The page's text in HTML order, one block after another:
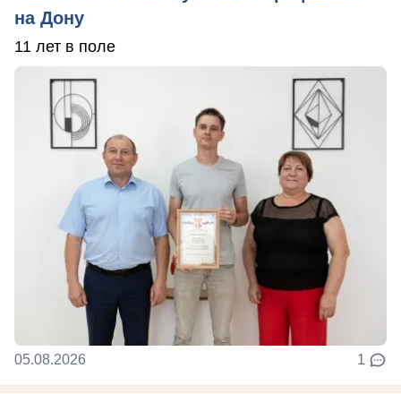
на Дону
11 лет в поле
05.08.2026 1